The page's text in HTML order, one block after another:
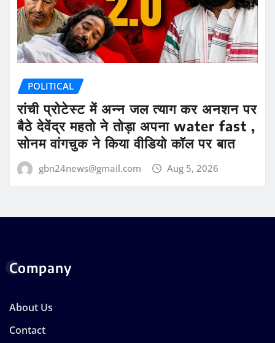
POLITICAL
रांची प्रोटेस्ट में अन्न जल त्याग कर अनशन पर
बैठे देवेंद्र महतो ने तोड़ा अपना water fast ,
सोनम वांगचुक ने किया वीडियो कॉल पर बात
gbn24news@gmail.com Aug 5, 2026
Company
About Us
Contact